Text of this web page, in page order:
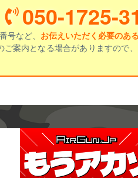
050-1725-
号など、 お伝えいただく必要のあ
案内となる場合がありますので